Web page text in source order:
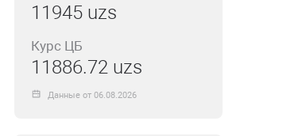
11945 uzs
Курс ЦБ
11886.72 uzs
Данные от 06.08.2026